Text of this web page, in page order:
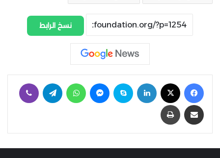
نسخ الرابط
فيسبوك لينكدإن سكايب ماسنجر واتساب تيلقرام
مشاركة عبر البريد طباعة